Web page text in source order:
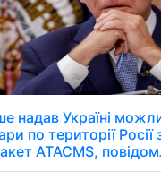
надав Україні
по території Росії
ATACMS,